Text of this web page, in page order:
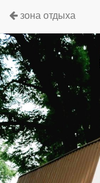
зона отдыха